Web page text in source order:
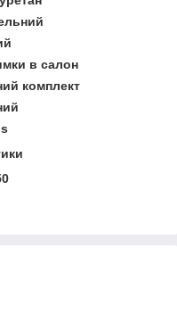
в салон
комплект